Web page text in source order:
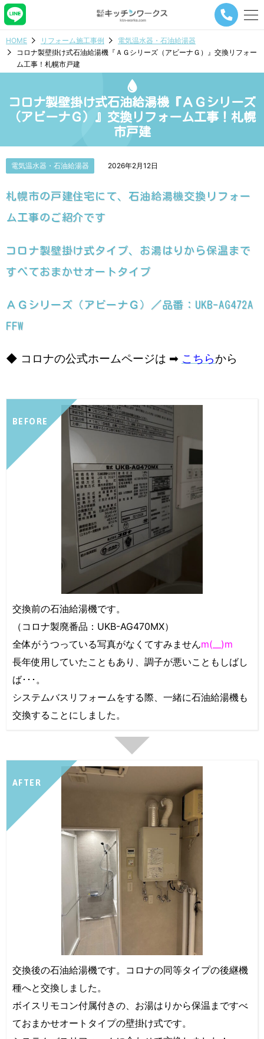
メ
ー
ビ
シ
ョ
ン
タ
HOME リフォーム施工事例
電気温水器・石油給湯器
コロナ製壁掛け式石油給湯機『ＡＧシリーズ（アビーナＧ）』交換リフォー
ム工事！札幌市戸建
コロナ製壁掛け式石油給湯機『ＡＧシリーズ
（アビーナＧ）』交換リフォーム工事！札幌
市戸建
電気温水器・石油給湯器 2026年2月12日
札幌市の戸建住宅にて、石油給湯機交換リフォー
ム工事のご紹介です
コロナ製壁掛け式タイプ、お湯はりから保温まで
すべておまかせオートタイプ
ＡＧシリーズ（アビーナＧ）／品番：UKB-AG472A
FFW
◆ コロナの公式ホームページは ➡ こちらから
BEFORE
交換前の石油給湯機です。
（コロナ製廃番品：UKB-AG470MX）
全体がうつっている写真がなくてすみませんm(__)m
長年使用していたこともあり、調子が悪いこともしばし
ば･･･。
システムバスリフォームをする際、一緒に石油給湯機も
交換することにしました。
AFTER
交換後の石油給湯機です。コロナの同等タイプの後継機
種へと交換しました。
ボイスリモコン付属付きの、お湯はりから保温まですべ
ておまかせオートタイプの壁掛け式です。